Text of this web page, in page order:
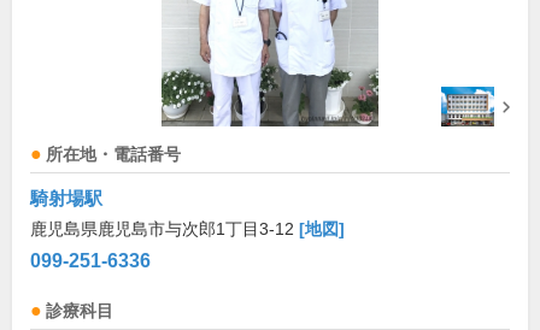
所在地・電話番号
騎射場駅
鹿児島県鹿児島市与次郎1丁目3-12 [地図]
099-251-6336
診療科目